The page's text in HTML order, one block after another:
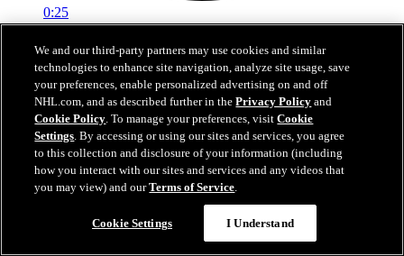
0:25
Hellebuyckův fantastický zákrok
Hellebuyck díky úžasnému zákroku uhájil nulu
10. kvě 2025
We and our third-party partners may use cookies and similar
technologies to enhance site navigation, analyze site usage, save
your preferences, enable personalized advertising on and off
NHL.com, and as described further in thePrivacy Policy and
Cookie Policy. To manage your preferences, visitCookie
Settings. By accessing or using our sites and services, you agree
to this collection and disclosure of your information (including
how you interact with our sites and services and any videos that
you may view) and ourTerms of Service.
Cookie Settings I Understand